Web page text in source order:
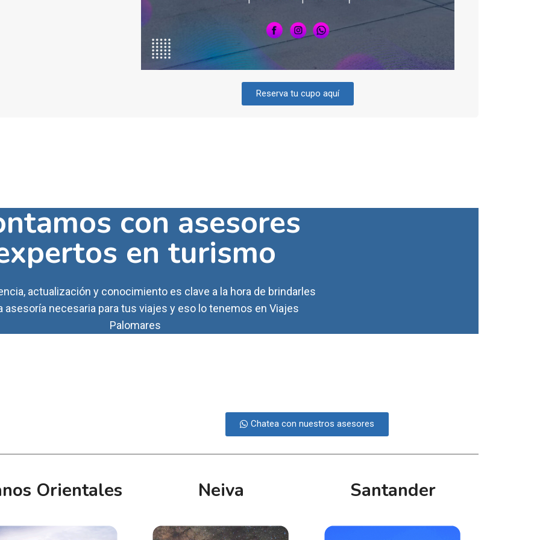
Reserva tu cupo aquí
con asesores
en turismo
actualización y conocimiento es clave a la hora de brindarles
asesoría necesaria para tus viajes y eso lo tenemos en Viajes
Palomares
Chatea con nuestros asesores
Orientales Neiva Santander